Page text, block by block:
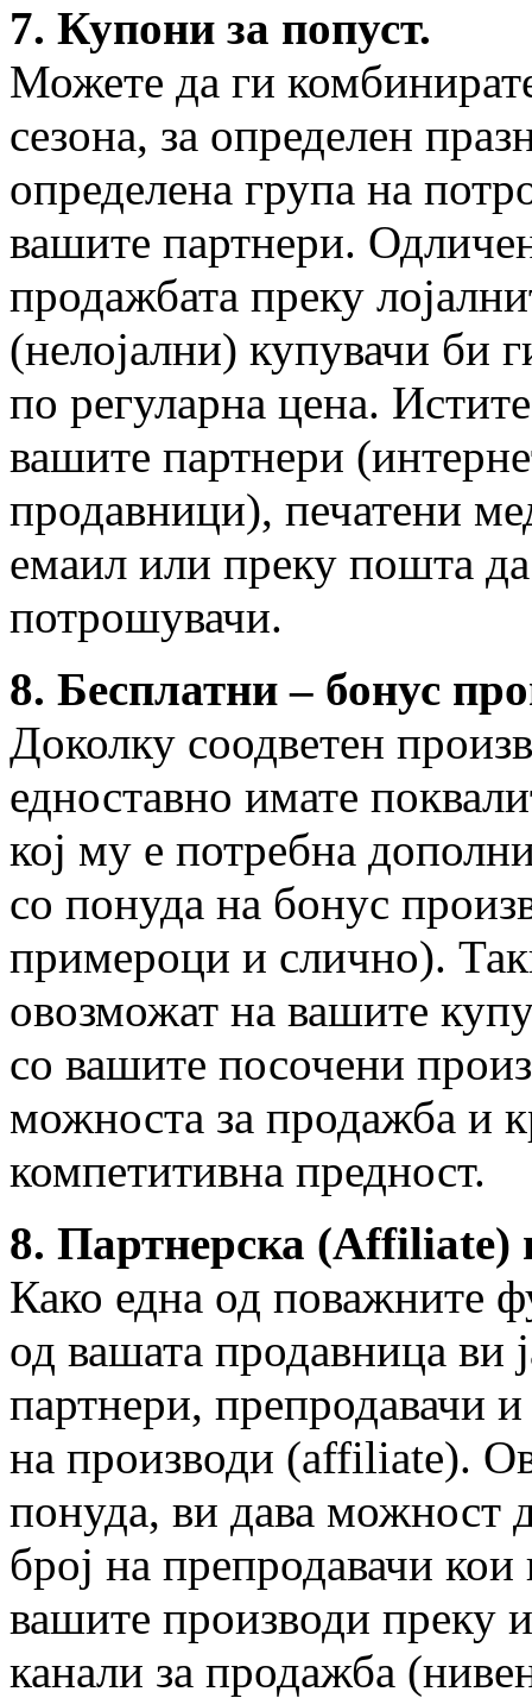
7. Купони за попуст.
Можете да ги
сезона, за определен
определена група на
вашите партнери.
продажбата преку
(нелојални) купувачи би
по регуларна цена.
вашите партнери
продавници), печатени
емаил или преку пошта
потрошувачи.
8. Бесплатни – бонус
Доколку соодветен
едноставно имате
кој му е потребна
со понуда на бонус
примероци и слично).
овозможат на вашите
со вашите посочени
можноста за продажба и
компетитивна предност.
8. Партнерска (Affiliate)
Како една од поважните
од вашата продавница ви
партнери, препродавачи
на производи (affiliate).
понуда, ви дава можност
број на препродавачи
вашите производи преку
канали за продажба